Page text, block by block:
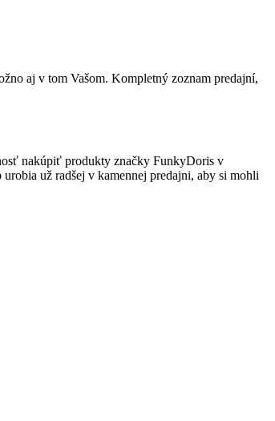
aj v tom Vašom. Kompletný zoznam predajní,
nakúpiť produkty značky FunkyDoris v
už radšej v kamennej predajni, aby si mohli